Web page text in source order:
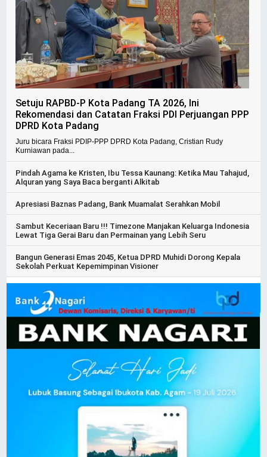
Setuju RAPBD-P Kota Padang TA 2026, Ini
Rekomendasi dan Catatan Fraksi PDI Perjuangan PPP
DPRD Kota Padang
Juru bicara Fraksi PDIP-PPP DPRD Kota Padang, Cristian Rudy
Kurniawan pada...
Pindah Agama ke Kristen, Ibu Tessa Kaunang: Ketika Mau Tahajud,
Alquran yang Saya Baca berganti Alkitab
Apresiasi Baznas Padang, Bank Muamalat Serahkan Mobil
Sambut Keceriaan Baru !!! Timezone Manjakan Keluarga Indonesia
Lewat Tiga Gerai Baru dan Permainan yang Lebih Seru
Bangun Generasi Emas 2045, Ketua DPRD Muhidi Dorong Kepala
Sekolah Perkuat Kepemimpinan Visioner